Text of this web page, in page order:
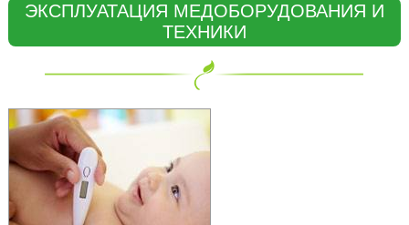
ЭКСПЛУАТАЦИЯ МЕДОБОРУДОВАНИЯ И
ТЕХНИКИ